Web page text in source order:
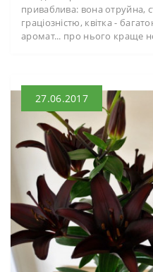
приваблива: вона отруйна,
граціозністю, квітка -
аромат... про нього краще
27.06.2017